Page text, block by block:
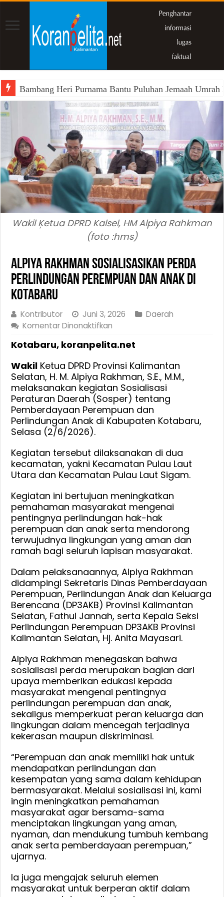
Bambang Heri Purnama Bantu Puluhan Jemaah
Wakil Ķetua DPRD Kalsel, HM Alpiya Rahkman
(foto :hms)
Alpiya Rakhman Sosialisasikan Perda
Perlindungan Perempuan dan Anak di
Kotabaru
Kontributor Juni 3, 2026
Daerah
Komentar Dinonaktifkan
Rakhman
Perda
Perlindungan
Perempuan
dan
Anak
Kotabaru, koranpelita.net
Wakil Ketua DPRD Provinsi Kalimantan
Selatan, H. M. Alpiya Rakhman, S.E., M.M.,
melaksanakan kegiatan Sosialisasi
Peraturan Daerah (Sosper) tentang
Pemberdayaan Perempuan dan
Perlindungan Anak di Kabupaten Kotabaru,
Selasa (2/6/2026).
Kegiatan tersebut dilaksanakan di dua
kecamatan, yakni Kecamatan Pulau Laut
Utara dan Kecamatan Pulau Laut Sigam.
Kegiatan ini bertujuan meningkatkan
pemahaman masyarakat mengenai
pentingnya perlindungan hak-hak
perempuan dan anak serta mendorong
terwujudnya lingkungan yang aman dan
ramah bagi seluruh lapisan masyarakat.
Dalam pelaksanaannya, Alpiya Rakhman
didampingi Sekretaris Dinas Pemberdayaan
Perempuan, Perlindungan Anak dan Keluarga
Berencana (DP3AKB) Provinsi Kalimantan
Selatan, Fathul Jannah, serta Kepala Seksi
Perlindungan Perempuan DP3AKB Provinsi
Kalimantan Selatan, Hj. Anita Mayasari.
Alpiya Rakhman menegaskan bahwa
sosialisasi perda merupakan bagian dari
upaya memberikan edukasi kepada
masyarakat mengenai pentingnya
perlindungan perempuan dan anak,
sekaligus memperkuat peran keluarga dan
lingkungan dalam mencegah terjadinya
kekerasan maupun diskriminasi.
“Perempuan dan anak memiliki hak untuk
mendapatkan perlindungan dan
kesempatan yang sama dalam kehidupan
bermasyarakat. Melalui sosialisasi ini, kami
ingin meningkatkan pemahaman
masyarakat agar bersama-sama
menciptakan lingkungan yang aman,
nyaman, dan mendukung tumbuh kembang
anak serta pemberdayaan perempuan,”
ujarnya.
Ia juga mengajak seluruh elemen
masyarakat untuk berperan aktif dalam